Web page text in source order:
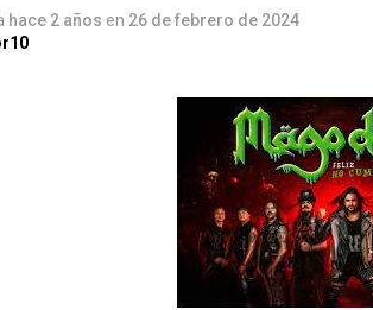
hace 2 años en 26 de febrero de 2024